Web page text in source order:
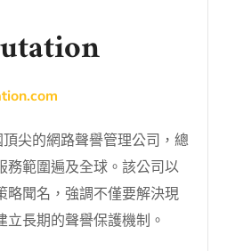
尖的網路聲譽管理公司，總
務範圍遍及全球。該公司以
略聞名，強調不僅要解決現
長期的聲譽保護機制。